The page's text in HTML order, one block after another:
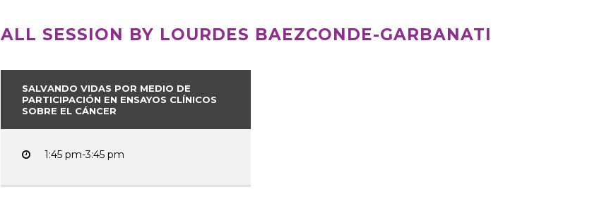
ALL SESSION BY LOURDES BAEZCONDE-GARBANATI
SALVANDO VIDAS POR MEDIO DE
PARTICIPACIÓN EN ENSAYOS CLÍNICOS
SOBRE EL CÁNCER
1:45 pm-3:45 pm